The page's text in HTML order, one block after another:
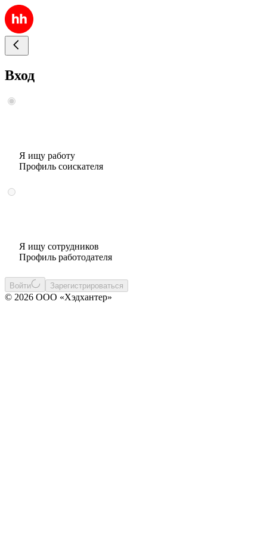
Вход
Я ищу работу
Профиль соискателя
Я ищу сотрудников
Профиль работодателя
Войти Зарегистрироваться
© 2026 ООО «Хэдхантер»